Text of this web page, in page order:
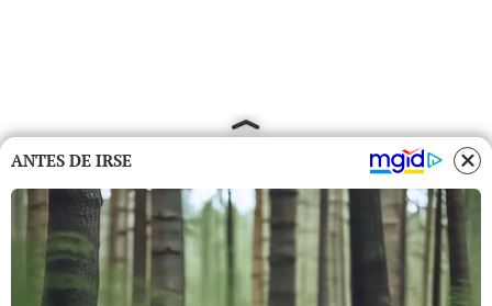
ANTES DE IRSE